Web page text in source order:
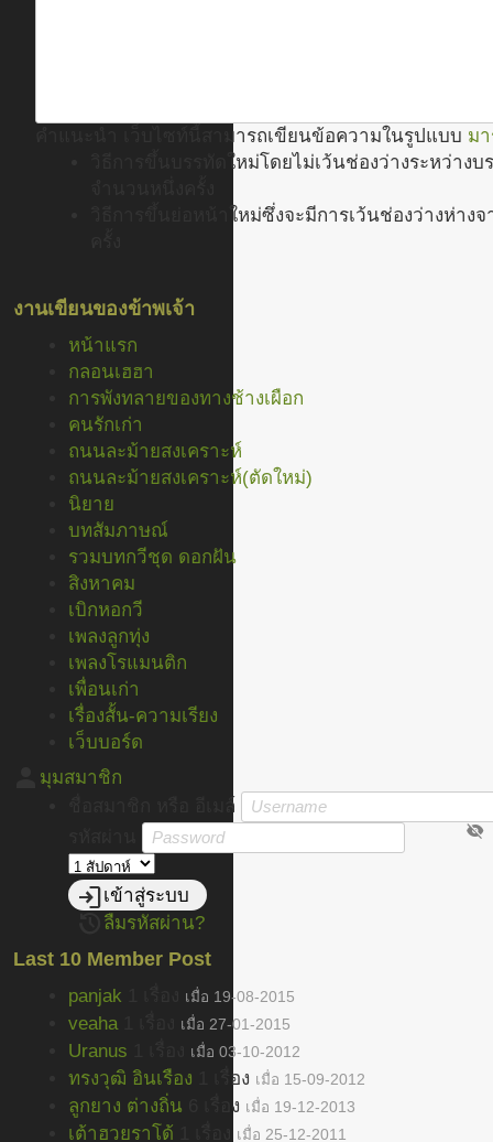
คำแนะนำ เว็บไซท์นี้สามารถเขียนข้อความในรูปแบบ ม
วิธีการขึ้นบรรทัดใหม่โดยไม่เว้นช่องว่างระหว่าง
วิธีการขึ้นย่อหน้าใหม่ซึ่งจะมีการเว้นช่องว่างห่า
งานเขียนของข้าพเจ้า
หน้าแรก
กลอนเฮฮา
การพังทลายของทางช้างเผือก
คนรักเก่า
ถนนละม้ายสงเคราะห์
ถนนละม้ายสงเคราะห์(ตัดใหม่)
นิยาย
บทสัมภาษณ์
รวมบทกวีชุด ดอกฝัน
สิงหาคม
เบิกหอกวี
เพลงลูกทุ่ง
เพลงโรแมนติก
เพื่อนเก่า
เรื่องสั้น-ความเรียง
เว็บบอร์ด
มุมสมาชิก
ชื่อสมาชิก หรือ อีเมล์
visibility_off
loginเข้าสู่ระบบ
ลืมรหัสผ่าน?
Last 10 Member Post
panjak เมื่อ 19-08-2015
veaha1 เรื่อง เมื่อ 27-01-2015
Uranus เมื่อ 03-10-2012
ทรงวุฒิ อินเรือง 1 เรื่อง เมื่อ 15-09-2012
ลูกยาง ต่างถิ่น 6 เรื่อง เมื่อ 19-12-2013
เต้าฮวยราโด้ เมื่อ 25-12-2011